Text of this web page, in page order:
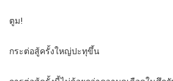
ตูม!
กระต่อสู้ครั้งใหญ่ปะทุขึ้น